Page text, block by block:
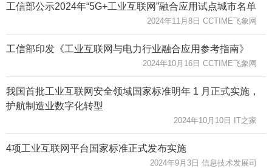
工信部公示2024年“5G+工业互联网”融合应用试点城市名单
2024年11月8日 CCTIME飞象网
工信部印发《工业互联网与电力行业融合应用参考指南》
2024年10月16日 CCTIME飞象网
我国首批工业互联网安全领域国家标准明年 1 月正式实施，
护航制造业数字化转型
2024年10月10日 IT之家
4项工业互联网平台国家标准正式发布实施
2024年9月3日 信息技术发展司